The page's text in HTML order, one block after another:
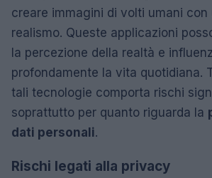
creare immagini di volti umani con
realismo. Queste applicazioni
la percezione della realtà e
profondamente la vita quotidiana.
tali tecnologie comporta rischi
soprattutto per quanto riguarda la
dati personali.
Rischi legati alla privacy